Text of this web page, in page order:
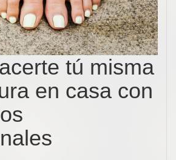
tú misma
en casa con